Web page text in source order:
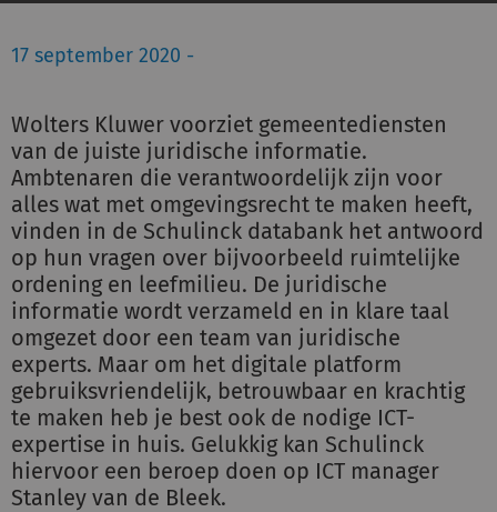
17 september 2020 -
Wolters Kluwer voorziet gemeentediensten
van de juiste juridische informatie.
Ambtenaren die verantwoordelijk zijn voor
alles wat met omgevingsrecht te maken heeft,
vinden in de Schulinck databank het antwoord
op hun vragen over bijvoorbeeld ruimtelijke
ordening en leefmilieu. De juridische
informatie wordt verzameld en in klare taal
omgezet door een team van juridische
experts. Maar om het digitale platform
gebruiksvriendelijk, betrouwbaar en krachtig
te maken heb je best ook de nodige ICT-
expertise in huis. Gelukkig kan Schulinck
hiervoor een beroep doen op ICT manager
Stanley van de Bleek.